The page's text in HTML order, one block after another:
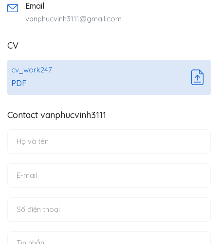
Email
vanphucvinh3111@gmail.com
CV
cv_work247
PDF
Contact vanphucvinh3111